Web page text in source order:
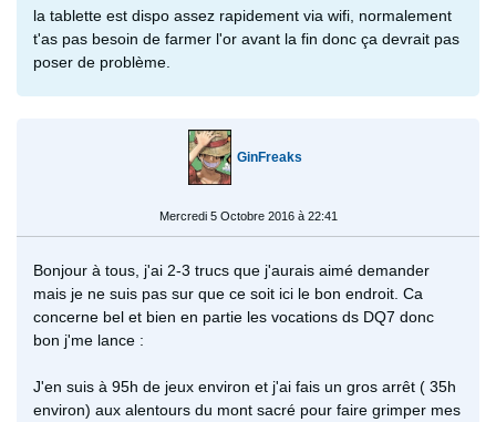
la tablette est dispo assez rapidement via wifi, normalement
t'as pas besoin de farmer l'or avant la fin donc ça devrait pas
poser de problème.
GinFreaks
Mercredi 5 Octobre 2016 à 22:41
Bonjour à tous, j'ai 2-3 trucs que j'aurais aimé demander
mais je ne suis pas sur que ce soit ici le bon endroit. Ca
concerne bel et bien en partie les vocations ds DQ7 donc
bon j'me lance :
J'en suis à 95h de jeux environ et j'ai fais un gros arrêt ( 35h
environ) aux alentours du mont sacré pour faire grimper mes